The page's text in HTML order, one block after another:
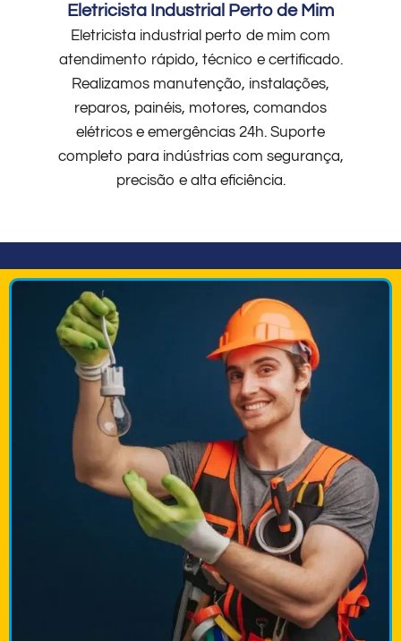
Eletricista Industrial Perto de Mim
Eletricista industrial perto de mim com
atendimento rápido, técnico e certificado.
Realizamos manutenção, instalações,
reparos, painéis, motores, comandos
elétricos e emergências 24h. Suporte
completo para indústrias com segurança,
precisão e alta eficiência.